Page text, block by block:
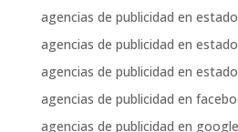
agencias de publicidad en
agencias de publicidad en
agencias de publicidad en
agencias de publicidad en
agencias de publicidad en